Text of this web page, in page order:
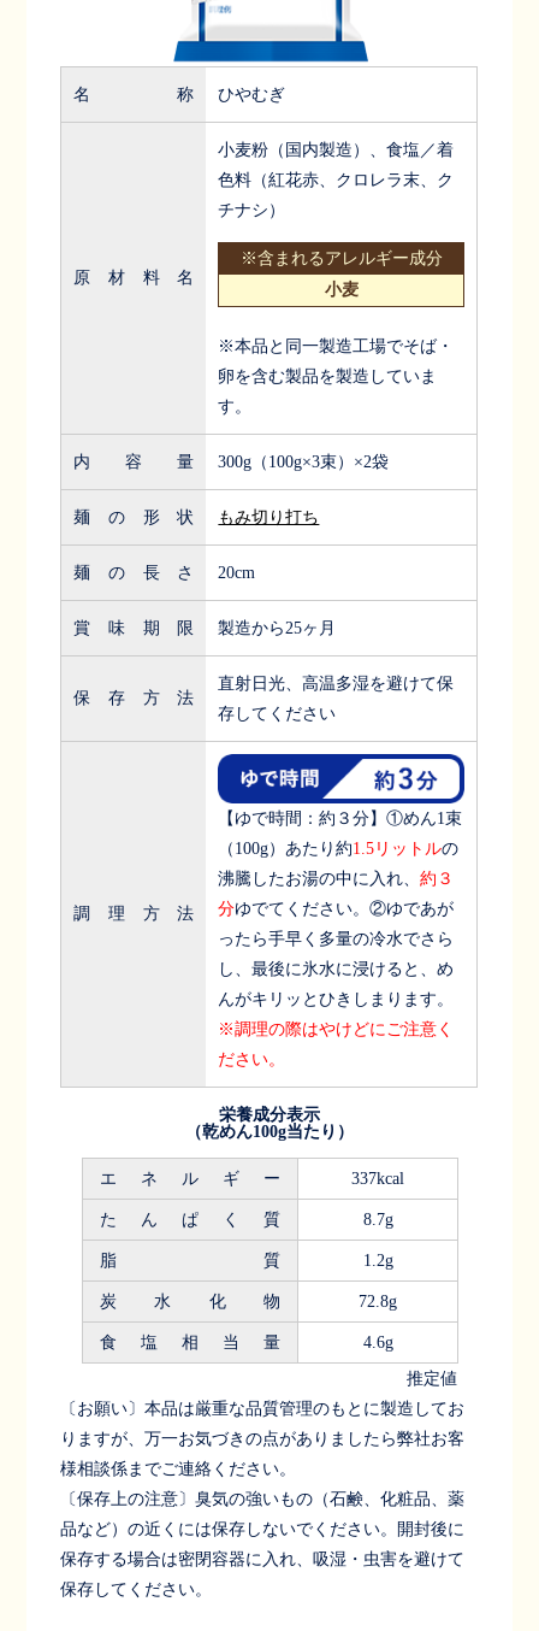
名称 ひやむぎ
原材料名
小麦粉（国内製造）、食塩／着
色料（紅花赤、クロレラ末、ク
チナシ）
※含まれるアレルギー成分
小麦
※本品と同一製造工場でそば・
卵を含む製品を製造していま
す。
内容量 300g（100g×3束）×2袋
麺の形状 もみ切り打ち
麺の長さ 20cm
賞味期限 製造から25ヶ月
保存方法
直射日光、高温多湿を避けて保
存してください
調理方法
【ゆで時間：約３分】①めん1束
（100g）あたり約1.5リットルの
沸騰したお湯の中に入れ、約３
分ゆでてください。②ゆであが
ったら手早く多量の冷水でさら
し、最後に氷水に浸けると、め
んがキリッとひきしまります。
※調理の際はやけどにご注意く
ださい。
栄養成分表示
（乾めん100g当たり）
エネルギー 337kcal
たんぱく質 8.7g
脂質 1.2g
炭水化物 72.8g
食塩相当量
4.6g
推定値
〔お願い〕本品は厳重な品質管理のもとに製造してお
りますが、万一お気づきの点がありましたら弊社お客
様相談係までご連絡ください。
〔保存上の注意〕臭気の強いもの（石鹸、化粧品、薬
品など）の近くには保存しないでください。開封後に
保存する場合は密閉容器に入れ、吸湿・虫害を避けて
保存してください。